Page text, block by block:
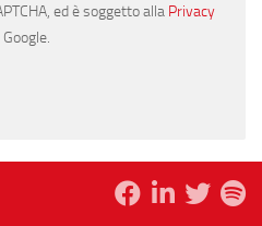
ed è soggetto alla Privacy